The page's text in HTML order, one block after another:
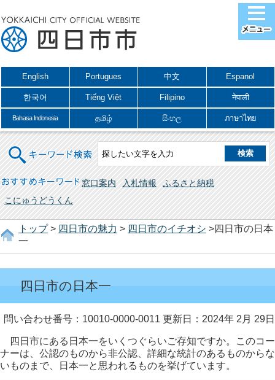
English Portugues 中文 Espanol
한국어 Tiếng Việt Filipino नेपाली
Bahasa Indonesia தமிழ் සිංහල ภาษาไทย
キーワード検索
おすすめキーワード 窓口案内 入札情報
ふるさと納税
こにゅうどうくん
トップ> 四日市の魅力 > 四日市のイチオシ >四日市の日本
一
四日市の日本一
問い合わせ番号：10010-0000-0011 更新日：2024年 2月 29日
四日市にある日本一をいくつぐらいご存知ですか。このコー
ナーは、公認のものから非公認、詳細な統計のあるものからな
いものまで、日本一と思われるものを挙げています。